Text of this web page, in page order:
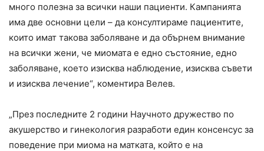
много полезна за всички наши пациенти. Кампанията
има две основни цели – да консултираме пациентите,
които имат такова заболяване и да обърнем внимание
на всички жени, че миомата е едно състояние, едно
заболяване, което изисква наблюдение, изисква съвети
и изисква лечение“, коментира Велев.
„През последните 2 години Научното дружество по
акушерство и гинекология разработи един консенсус за
поведение при миома на матката, който е на